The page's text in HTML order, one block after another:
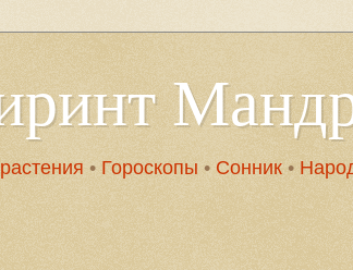
• Гороскопы • Сонник •